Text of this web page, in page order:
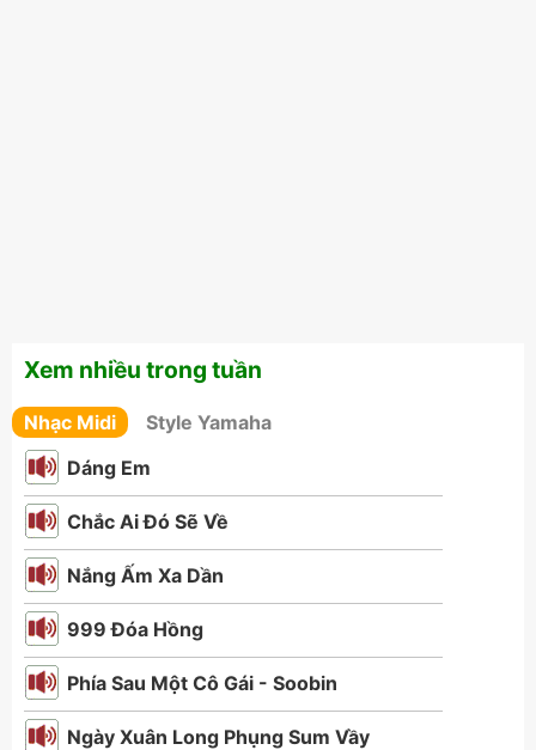
Xem nhiều trong tuần
Nhạc Midi
Style Yamaha
Dáng Em
Chắc Ai Đó Sẽ Về
Nắng Ấm Xa Dần
999 Đóa Hồng
Phía Sau Một Cô Gái - Soobin
Ngày Xuân Long Phụng Sum Vầy